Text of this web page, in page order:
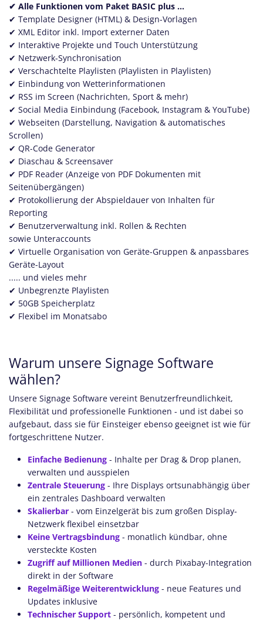
✔ Alle Funktionen vom Paket BASIC plus ...
​✔ Template Designer (HTML) & Design-Vorlagen
​ ✔ XML Editor inkl. Import externer Daten
​✔ Interaktive Projekte und Touch Unterstützung
✔ ​ Netzwerk-Synchronisation
​ ✔ Verschachtelte Playlisten (Playlisten in Playlisten)
✔ Einbindung von Wetterinformationen
✔ RSS im Screen (Nachrichten, Sport & mehr)
✔ ​ Social Media Einbindung (Facebook, Instagram & YouTube)
✔ Webseiten (Darstellung, Navigation & automatisches
Scrollen)
✔ QR-Code Generator
✔ Diaschau & Screensaver
​ ✔ PDF Reader (Anzeige von PDF Dokumenten mit
Seitenübergängen)
​ ✔ Protokollierung der Abspieldauer von Inhalten für
Reporting
✔ Benutzerverwaltung inkl. Rollen & Rechten
sowie Unteraccounts
✔ Virtuelle Organisation von Geräte-Gruppen & anpassbares
Geräte-Layout
..... und vieles mehr
✔ ​ Unbegrenzte Playlisten
​ ✔ 50GB Speicherplatz
​ ✔ Flexibel im Monatsabo
Warum unsere Signage Software
wählen?
Unsere Signage Software vereint Benutzerfreundlichkeit,
Flexibilität und professionelle Funktionen - und ist dabei so
aufgebaut, dass sie für Einsteiger ebenso geeignet ist wie für
fortgeschrittene Nutzer.
Einfache Bedienung - Inhalte per Drag & Drop planen,
verwalten und ausspielen
Zentrale Steuerung - Ihre Displays ortsunabhängig über
ein zentrales Dashboard verwalten
Skalierbar - vom Einzelgerät bis zum großen Display-
Netzwerk flexibel einsetzbar
Keine Vertragsbindung - monatlich kündbar, ohne
versteckte Kosten
Zugriff auf Millionen Medien - durch Pixabay-Integration
direkt in der Software
Regelmäßige Weiterentwicklung - neue Features und
Updates inklusive
Technischer Support - persönlich, kompetent und